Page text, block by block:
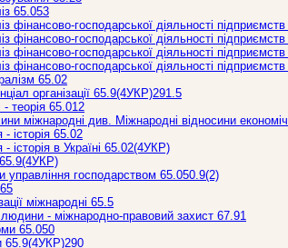
65.053
фінансово-господарської діяльності підприємств
фінансово-господарської діяльності
фінансово-господарської діяльності
фінансово-господарської діяльності
65.02
організації 65.9(4УКР)291.5
теорія 65.012
міжнародні див. Міжнародні відносини
- історія 65.02
- історія в Україні 65.02(4УКР)
65.9(4УКР)
управління господарством 65.050.9(2)
міжнародні 65.5
людини - міжнародно-правовий захист 67.91
65.050
65.9(4УКР)290